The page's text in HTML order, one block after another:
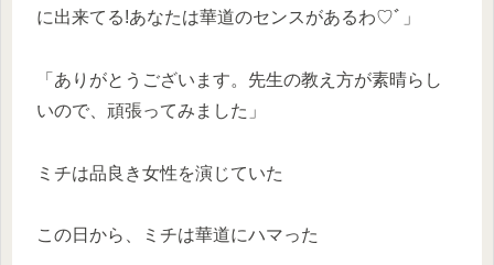
に出来てる!あなたは華道のセンスがあるわ♡ﾞ」
「ありがとうございます。先生の教え方が素晴らし
いので、頑張ってみました」
ミチは品良き女性を演じていた
この日から、ミチは華道にハマった